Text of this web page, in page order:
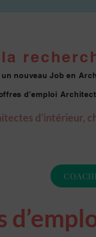
re
nouveau Job en
d'emploi
d’intérieur,